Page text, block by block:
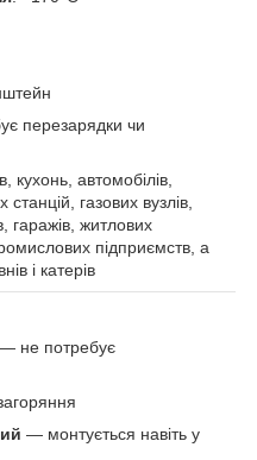
перезарядки чи
кухонь, автомобілів,
газових вузлів,
гаражів, житлових
підприємств, а
і катерів
— не потребує
— монтується навіть у